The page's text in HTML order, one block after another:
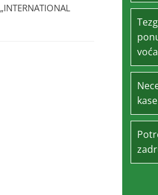
voća
kase